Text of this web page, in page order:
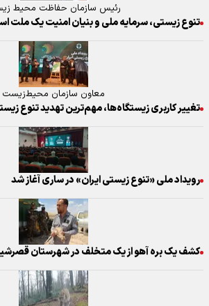
رئیس سازمان حفاظت محیط
تنوع زیستی، سرمایه ملی و بنیان امنیت یک ملت
معاون سازمان محیط‌زیست
تغییر کاربری زیستگاه‌ها، مهم‌ترین تهدید تنوع
رویداد ملی «تنوع زیستی ایران» در ساری آغاز شد
کشف یک بره آهو از یک متخلف در شهرستان